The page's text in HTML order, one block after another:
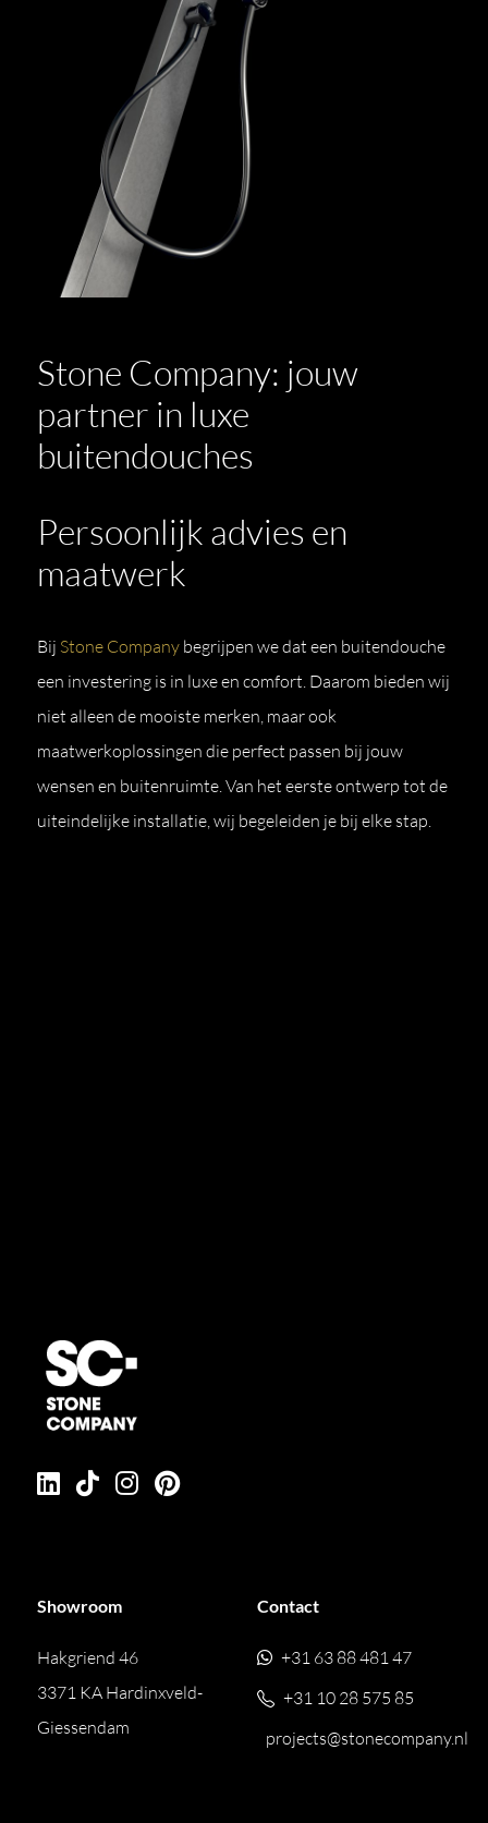
Stone Company: jouw
partner in luxe
buitendouches
Persoonlijk advies en
maatwerk
Bij Stone Company begrijpen we dat een buitendouche
een investering is in luxe en comfort. Daarom bieden wij
niet alleen de mooiste merken, maar ook
maatwerkoplossingen die perfect passen bij jouw
wensen en buitenruimte. Van het eerste ontwerp tot de
uiteindelijke installatie, wij begeleiden je bij elke stap.
Showroom
Hakgriend 46
3371 KA Hardinxveld-
Giessendam
Contact
+31 63 88 481 47
+31 10 28 575 85
projects@stonecompany.nl